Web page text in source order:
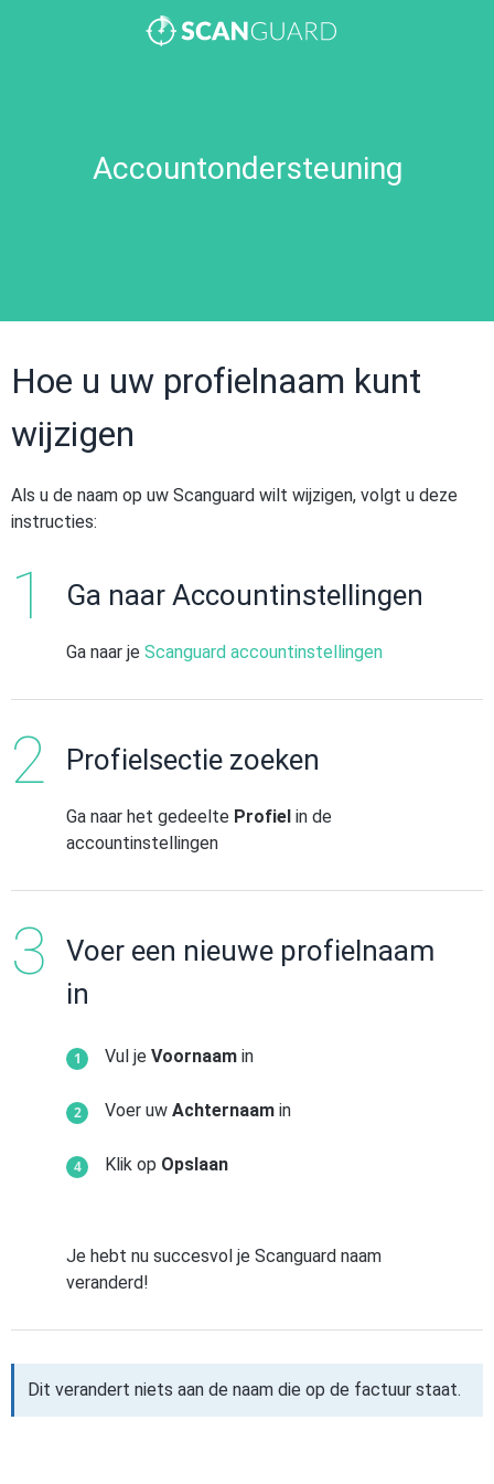
Accountondersteuning
Hoe u uw profielnaam kunt
wijzigen
Als u de naam op uw Scanguard wilt wijzigen, volgt u deze
instructies:
Ga naar Accountinstellingen
Ga naar je Scanguard accountinstellingen
Profielsectie zoeken
Ga naar het gedeelte Profiel in de
accountinstellingen
Voer een nieuwe profielnaam
in
Vul je Voornaam in
Voer uw Achternaam in
Klik op Opslaan
Je hebt nu succesvol je Scanguard naam
veranderd!
Dit verandert niets aan de naam die op de factuur staat.